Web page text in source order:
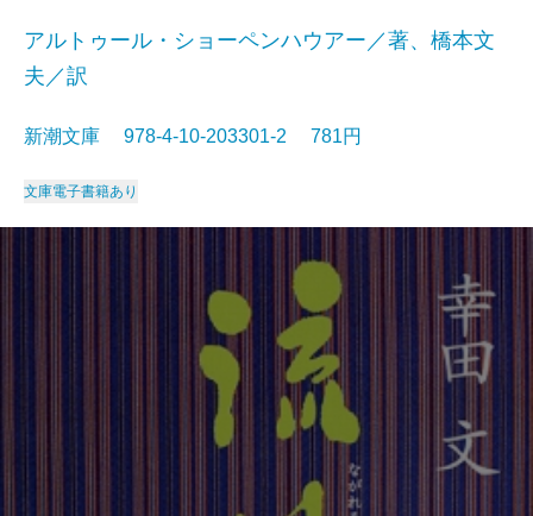
アルトゥール・ショーペンハウアー／著、橋本文
夫／訳
新潮文庫 978-4-10-203301-2 781円
文庫電子書籍あり